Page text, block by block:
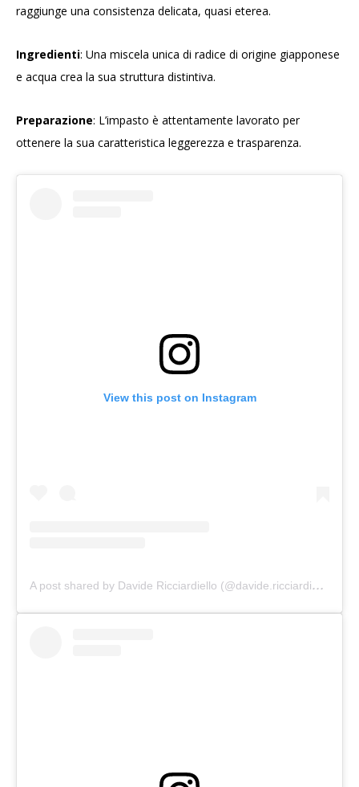
raggiunge una consistenza delicata, quasi eterea.
Ingredienti: Una miscela unica di radice di origine giapponese
e acqua crea la sua struttura distintiva.
Preparazione: L’impasto è attentamente lavorato per
ottenere la sua caratteristica leggerezza e trasparenza.
View this post on Instagram
A
post shared by Davide Ricciardiello (@davide.ricciardiello)